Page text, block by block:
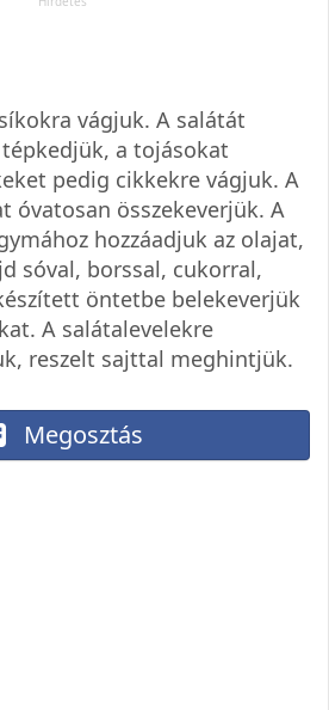
vágjuk. A salátát
a tojásokat
pedig cikkekre vágjuk. A
óvatosan összekeverjük. A
hozzáadjuk az olajat,
sóval, borssal, cukorral,
öntetbe belekeverjük
A salátalevelekre
reszelt sajttal meghintjük.
Megosztás